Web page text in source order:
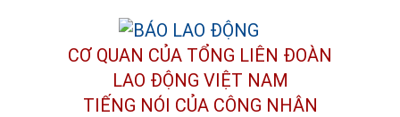
CƠ QUAN CỦA TỔNG LIÊN ĐOÀN
LAO ĐỘNG VIỆT NAM
TIẾNG NÓI CỦA CÔNG NHÂN